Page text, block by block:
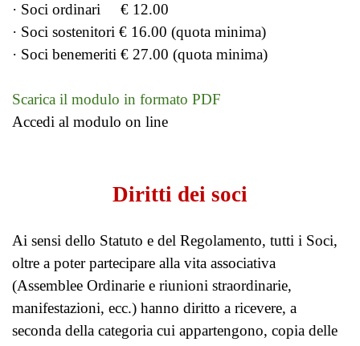
· Soci ordinari € 12.00
· Soci sostenitori € 16.00 (quota minima)
· Soci benemeriti € 27.00 (quota minima)
Scarica il modulo in formato PDF
Accedi al modulo on line
Diritti dei soci
Ai sensi dello Statuto e del Regolamento, tutti i Soci,
oltre a poter partecipare alla vita associativa
(Assemblee Ordinarie e riunioni straordinarie,
manifestazioni, ecc.) hanno diritto a ricevere, a
seconda della categoria cui appartengono, copia delle